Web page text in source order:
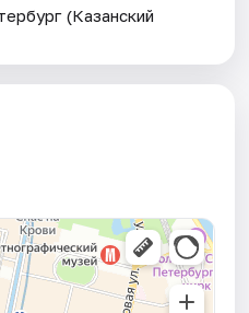
(Казанский